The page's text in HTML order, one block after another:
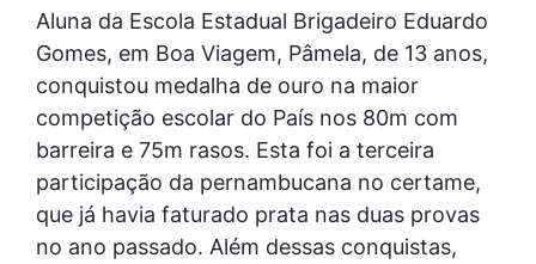
Aluna da Escola Estadual Brigadeiro Eduardo
Gomes, em Boa Viagem, Pâmela, de 13 anos,
conquistou medalha de ouro na maior
competição escolar do País nos 80m com
barreira e 75m rasos. Esta foi a terceira
participação da pernambucana no certame,
que já havia faturado prata nas duas provas
no ano passado. Além dessas conquistas,